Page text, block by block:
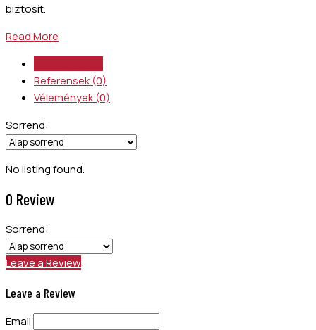
biztosít.
Read More
Referensek (0)
Vélemények (0)
Sorrend:
No listing found.
0 Review
Sorrend:
Leave a Review
Leave a Review
Email